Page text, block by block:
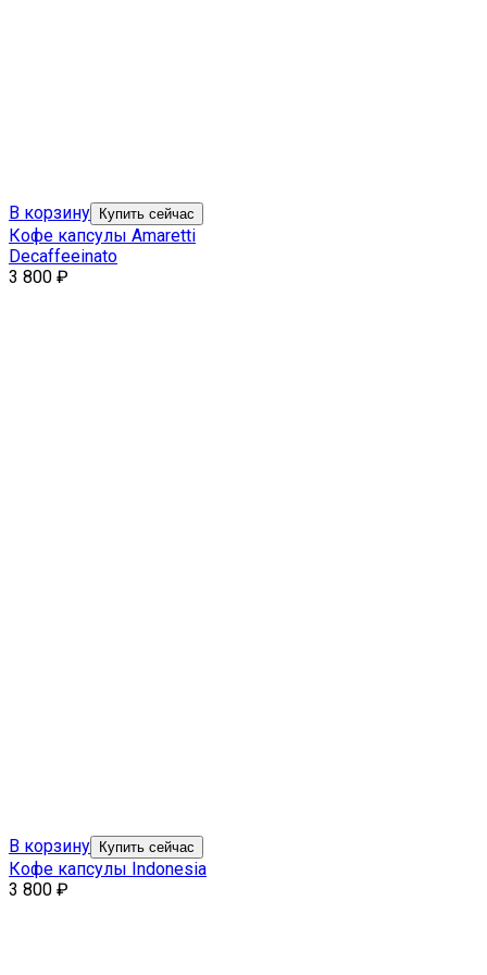
В корзину Купить сейчас
Кофе капсулы Amaretti
Decaffeeinato
3 800 ₽
В корзину Купить сейчас
Кофе капсулы Indonesia
3 800 ₽